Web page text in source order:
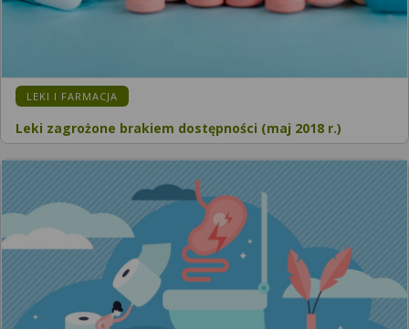
LEKI I FARMACJA
Leki zagrożone brakiem dostępności (maj 2018 r.)